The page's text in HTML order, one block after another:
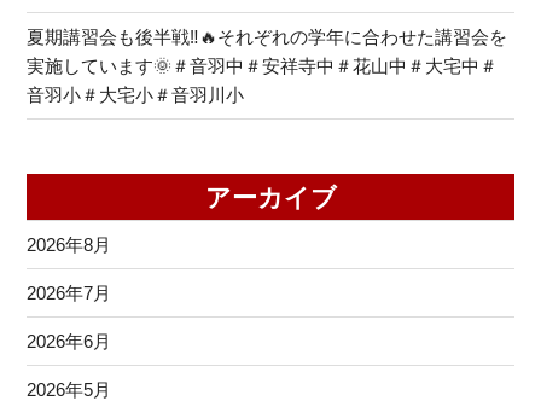
夏期講習会も後半戦‼🔥それぞれの学年に合わせた講習会を
実施しています🌞＃音羽中＃安祥寺中＃花山中＃大宅中＃
音羽小＃大宅小＃音羽川小
アーカイブ
2026年8月
2026年7月
2026年6月
2026年5月